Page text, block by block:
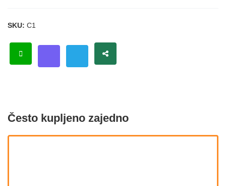
SKU: C1
Često kupljeno zajedno